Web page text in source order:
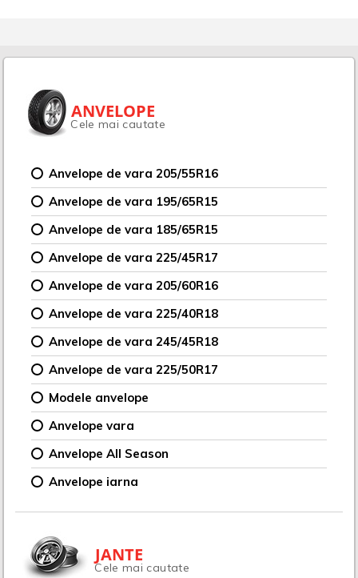
ANVELOPE
Cele mai cautate
Anvelope de vara 205/55R16
Anvelope de vara 195/65R15
Anvelope de vara 185/65R15
Anvelope de vara 225/45R17
Anvelope de vara 205/60R16
Anvelope de vara 225/40R18
Anvelope de vara 245/45R18
Anvelope de vara 225/50R17
Modele anvelope
Anvelope vara
Anvelope All Season
Anvelope iarna
JANTE
Cele mai cautate